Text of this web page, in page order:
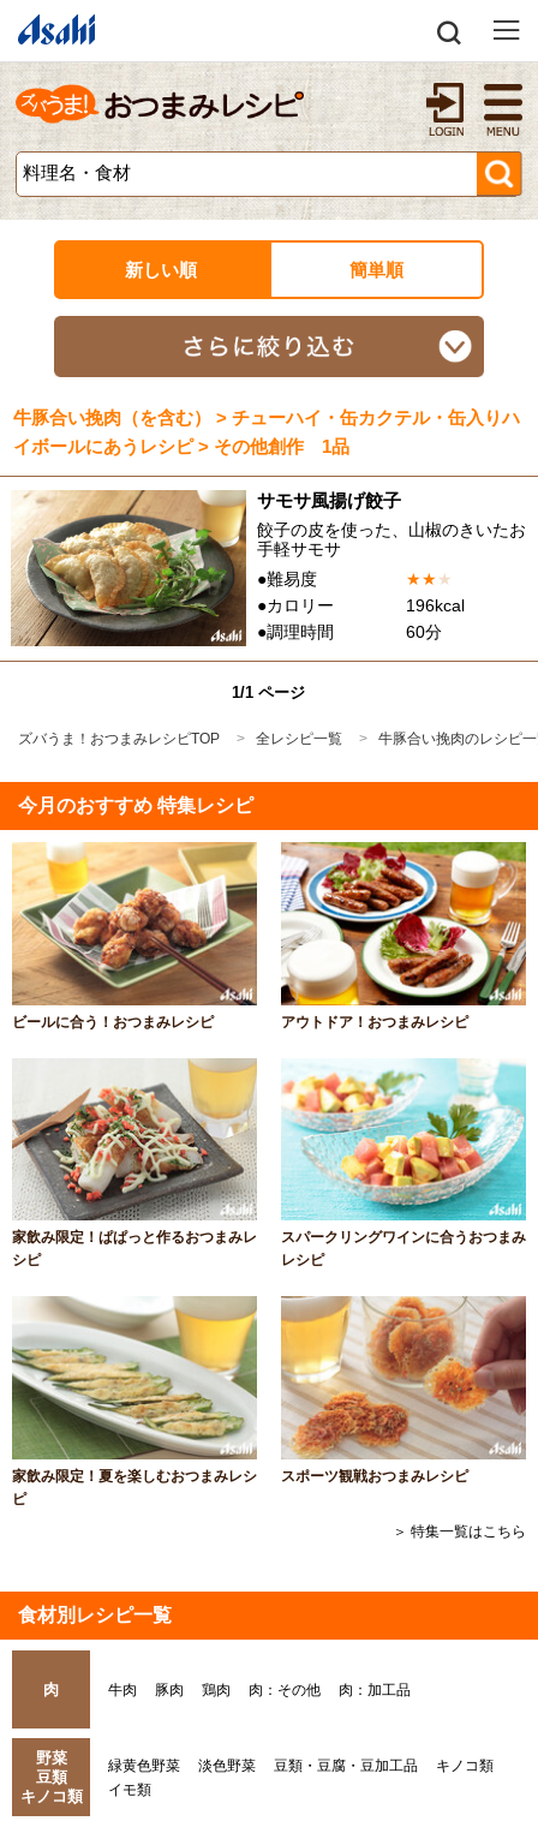
新しい順 簡単順
牛豚合い挽肉（を含む） > チューハイ・缶カクテル・缶入りハ
イボールにあうレシピ > その他創作 1品
サモサ風揚げ餃子
餃子の皮を使った、山椒のきいたお
手軽サモサ
●難易度
★★★
●カロリー
196kcal
●調理時間
60分
1/1 ページ
ズバうま！おつまみレシピTOP 全レシピ一覧 牛豚合い挽肉のレシピ
今月のおすすめ 特集レシピ
ビールに合う！おつまみレシピ アウトドア！おつまみレシピ
家飲み限定！ぱぱっと作るおつまみレ
シピ
スパークリングワインに合うおつまみ
レシピ
家飲み限定！夏を楽しむおつまみレシ
ピ
スポーツ観戦おつまみレシピ
＞ 特集一覧はこちら
食材別レシピ一覧
肉 牛肉 豚肉 鶏肉 肉：その他 肉：加工品
野菜
豆類
キノコ類
緑黄色野菜 淡色野菜 豆類・豆腐・豆加工品
キノコ類
イモ類